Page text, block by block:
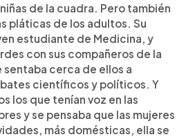
de la cuadra. Pero también
pláticas de los adultos. Su
estudiante de Medicina, y
con sus compañeros de la
cerca de ellos a
científicos y políticos. Y
los que tenían voz en las
y se pensaba que las mujeres
más domésticas, ella se